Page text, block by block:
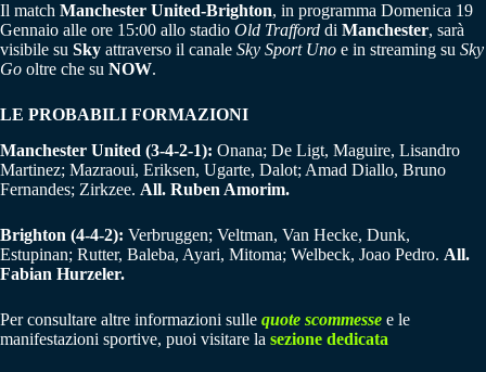
Il match Manchester United-Brighton, in programma Domenica 19
Gennaio alle ore 15:00 allo stadio Old Trafford di Manchester, sarà
visibile su Sky attraverso il canale Sky Sport Uno e in streaming su Sky
Go oltre che su NOW.
LE PROBABILI FORMAZIONI
Manchester United (3-4-2-1): Onana; De Ligt, Maguire, Lisandro
Martinez; Mazraoui, Eriksen, Ugarte, Dalot; Amad Diallo, Bruno
Fernandes; Zirkzee. All. Ruben Amorim.
Brighton (4-4-2): Verbruggen; Veltman, Van Hecke, Dunk,
Estupinan; Rutter, Baleba, Ayari, Mitoma; Welbeck, Joao Pedro. All.
Fabian Hurzeler.
Per consultare altre informazioni sulle quote scommesse e le
manifestazioni sportive, puoi visitare la sezione dedicata